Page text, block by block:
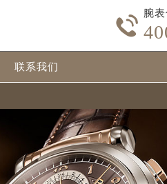

腕
联系我们